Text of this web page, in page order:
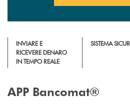
INVIARE E
RICEVERE DENARO
IN TEMPO REALE
SISTEMA
APP Bancomat®